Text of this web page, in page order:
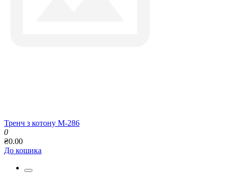
Тренч з котону М-286
0
₴0.00
До кошика